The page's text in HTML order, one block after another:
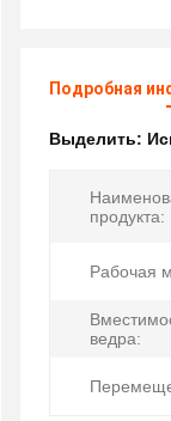
Подробная
Выделить:
продукта:
Рабочая
ведра: